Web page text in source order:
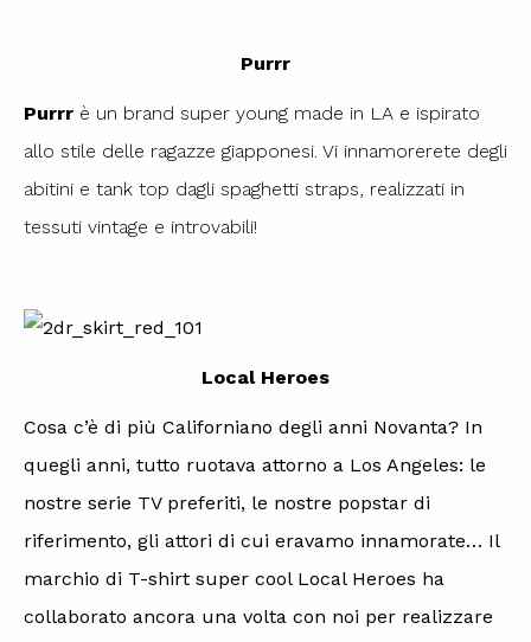
Purrr
Purrr è un brand super young made in LA e ispirato
allo stile delle ragazze giapponesi. Vi innamorerete degli
abitini e tank top dagli spaghetti straps, realizzati in
tessuti vintage e introvabili!
Local Heroes
Cosa c’è di più Californiano degli anni Novanta? In
quegli anni, tutto ruotava attorno a Los Angeles: le
nostre serie TV preferiti, le nostre popstar di
riferimento, gli attori di cui eravamo innamorate… Il
marchio di T-shirt super cool Local Heroes ha
collaborato ancora una volta con noi per realizzare